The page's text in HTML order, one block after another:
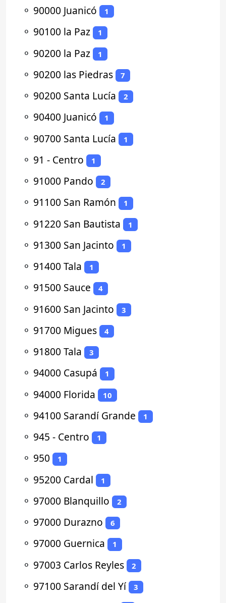
⚬ 90000 Juanicó 1
⚬ 90100 la Paz 1
⚬ 90200 la Paz 1
⚬ 90200 las Piedras 7
⚬ 90200 Santa Lucía 2
⚬ 90400 Juanicó 1
⚬ 90700 Santa Lucía 1
⚬ 91 - Centro 1
⚬ 91000 Pando 2
⚬ 91100 San Ramón 1
⚬ 91220 San Bautista 1
⚬ 91300 San Jacinto 1
⚬ 91400 Tala 1
⚬ 91500 Sauce 4
⚬ 91600 San Jacinto 3
⚬ 91700 Migues 4
⚬ 91800 Tala 3
⚬ 94000 Casupá 1
⚬ 94000 Florida 10
⚬ 94100 Sarandí Grande 1
⚬ 945 - Centro 1
⚬ 950 1
⚬ 95200 Cardal 1
⚬ 97000 Blanquillo 2
⚬ 97000 Durazno 6
⚬ 97000 Guernica 1
⚬ 97003 Carlos Reyles 2
⚬ 97100 Sarandí del Yí 3